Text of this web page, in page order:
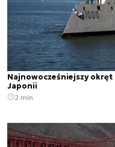
Najnowocześniejszy okręt
Japonii
2 min.